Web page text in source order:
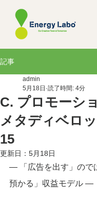
記事
C. プロモーシ
メタディベロ
15
admin
5月18日 読了時間: 4分
更新日： 5月18日
― 「広告を出す」ので
預かる」収益モデル ―